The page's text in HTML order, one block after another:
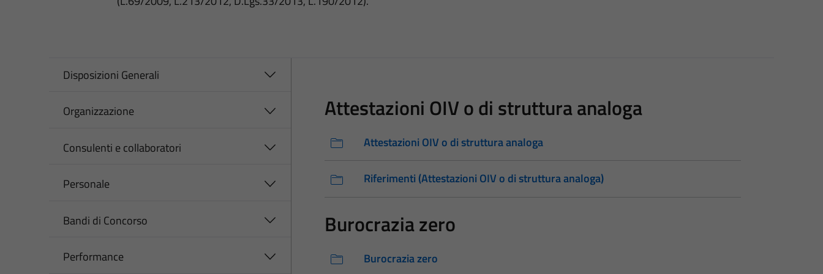
Disposizioni Generali
Organizzazione
Consulenti e collaboratori
Personale
Bandi di Concorso
Performance
Attestazioni OIV o di struttura analoga
Attestazioni OIV o di struttura analoga
Riferimenti (Attestazioni OIV o di struttura analoga)
Burocrazia zero
Burocrazia zero